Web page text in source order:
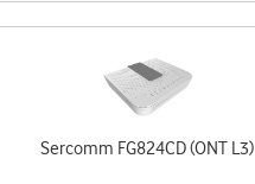
Sercomm FG824CD (ONT L3)